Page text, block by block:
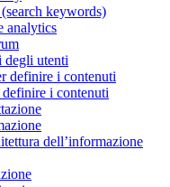
keywords)
analytics
degli utenti
definire i contenuti
i contenuti
dell’informazione